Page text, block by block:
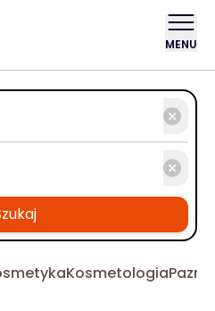
MENU
Kosmetologia